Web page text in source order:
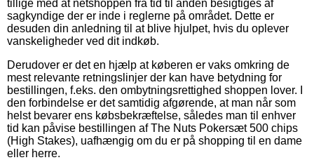
tillige med at netshoppen fra tid til anden besigtiges af
sagkyndige der er inde i reglerne på området. Dette er
desuden din anledning til at blive hjulpet, hvis du oplever
vanskeligheder ved dit indkøb.
Derudover er det en hjælp at køberen er vaks omkring de
mest relevante retningslinjer der kan have betydning for
bestillingen, f.eks. den ombytningsrettighed shoppen lover. I
den forbindelse er det samtidig afgørende, at man når som
helst bevarer ens købsbekræftelse, således man til enhver
tid kan påvise bestillingen af The Nuts Pokersæt 500 chips
(High Stakes), uafhængig om du er på shopping til en dame
eller herre.